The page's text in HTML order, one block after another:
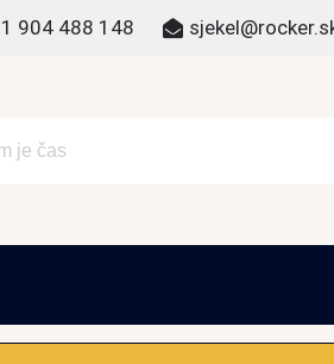
904 488 148